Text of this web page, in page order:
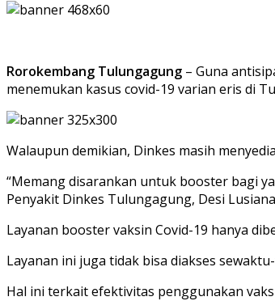
Rorokembang Tulungagung – Guna
menemukan kasus covid-19 varian eris di
Walaupun demikian, Dinkes masih
“Memang disarankan untuk booster bagi
Penyakit Dinkes Tulungagung, Desi
Layanan booster vaksin Covid-19 hanya
Layanan ini juga tidak bisa diakses
Hal ini terkait efektivitas penggunakan